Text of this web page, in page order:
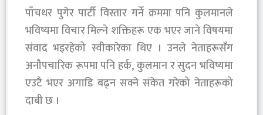
पाँचथर पुगेर पार्टी विस्तार गर्ने क्रममा पनि कुलमानले
भविष्यमा विचार मिल्ने शक्तिहरू एक भएर जाने विषयमा
संवाद भइरहेको स्वीकारेका थिए । उनले नेताहरूसँग
अनौपचारिक रूपमा पनि हर्क, कुलमान र सुदन भविष्यमा
एउटै भएर अगाडि बढ्न सक्ने संकेत गरेको नेताहरूको
दाबी छ ।